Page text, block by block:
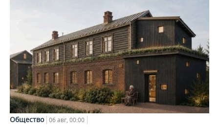
Общество 06 авг, 00:00